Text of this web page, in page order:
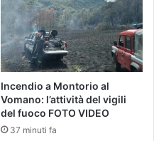
Incendio a Montorio al
Vomano: l’attività del vigili
del fuoco FOTO VIDEO
37 minuti fa